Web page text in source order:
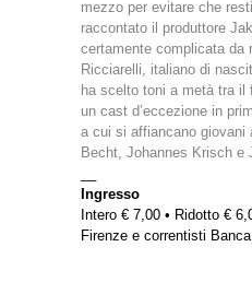
mezzo per evitare che
raccontato il produttore
certamente complicata da
Ricciarelli, italiano di
ha scelto toni a metà tra
un cast d’eccezione in
a cui si affiancano giovani
Becht, Johannes Krisch e
Ingresso
Intero € 7,00 • Ridotto €
Firenze e correntisti